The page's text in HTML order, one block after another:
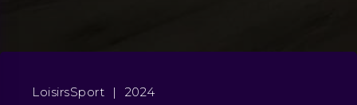
LoisirsSport | 2024